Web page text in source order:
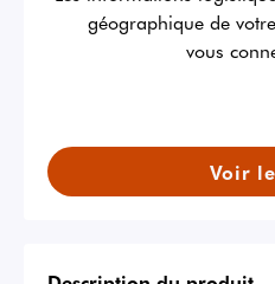
géographique de
vous
Voir